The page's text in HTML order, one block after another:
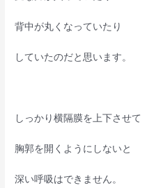
背中が丸くなっていたり
していたのだと思います。
しっかり横隔膜を上下させて
胸郭を開くようにしないと
深い呼吸はできません。